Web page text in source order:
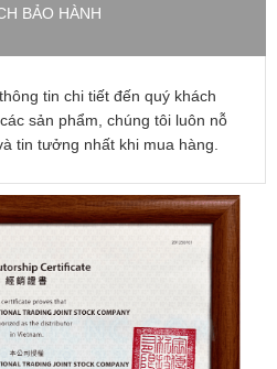
BẢO HÀNH
tin chi tiết đến quý khách
sản phẩm, chúng tôi luôn nỗ
tin tưởng nhất khi mua hàng.